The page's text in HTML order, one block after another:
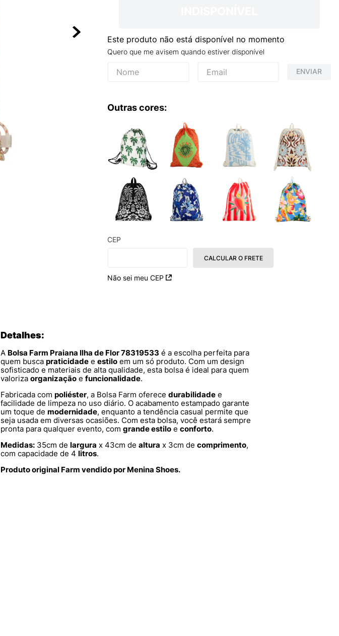
Este produto não está disponível no momento
Quero que me avisem quando estiver disponível
ENVIAR
Outras cores:
CEP
Não sei meu CEP
CALCULAR O FRETE
Detalhes:
A Bolsa Farm Praiana Ilha de Flor 78319533 é a escolha perfeita para
quem busca praticidade e estilo em um só produto. Com um design
sofisticado e materiais de alta qualidade, esta bolsa é ideal para quem
valoriza organização e funcionalidade.
Fabricada com poliéster, a Bolsa Farm oferece durabilidade e
facilidade de limpeza no uso diário. O acabamento estampado garante
um toque de modernidade, enquanto a tendência casual permite que
seja usada em diversas ocasiões. Com esta bolsa, você estará sempre
pronta para qualquer evento, com grande estilo e conforto.
Medidas: 35cm de largura x 43cm de altura x 3cm de comprimento,
com capacidade de 4 litros.
Produto original Farm vendido por Menina Shoes.